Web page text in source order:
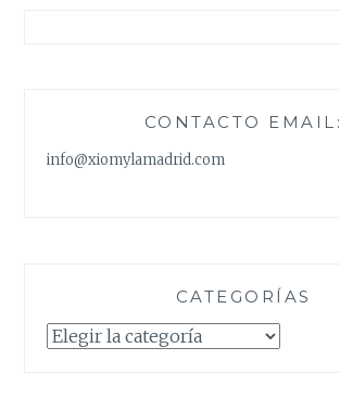
CONTACTO EMAIL:
info@xiomylamadrid.com
CATEGORÍAS
Categorías